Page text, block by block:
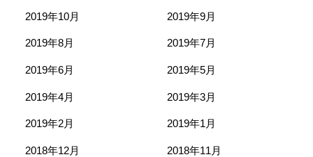
2019年10月 2019年9月
2019年8月 2019年7月
2019年6月 2019年5月
2019年4月 2019年3月
2019年2月 2019年1月
2018年12月 2018年11月